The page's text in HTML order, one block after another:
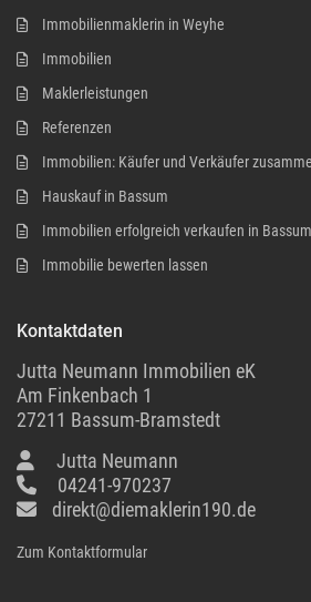
Immobilienmaklerin in Weyhe
Immobilien
Maklerleistungen
Referenzen
Immobilien: Käufer und Verkäufer
Hauskauf in Bassum
Immobilien erfolgreich verkaufen in
Immobilie bewerten lassen
Kontaktdaten
Jutta Neumann Immobilien eK
Am Finkenbach 1
27211 Bassum-Bramstedt
Jutta Neumann
04241-970237
direkt@diemaklerin190.de
Zum Kontaktformular